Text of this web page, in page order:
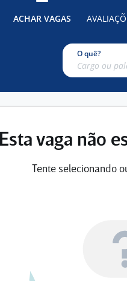
ACHAR VAGAS
O quê?
vaga não
Tente selecionando